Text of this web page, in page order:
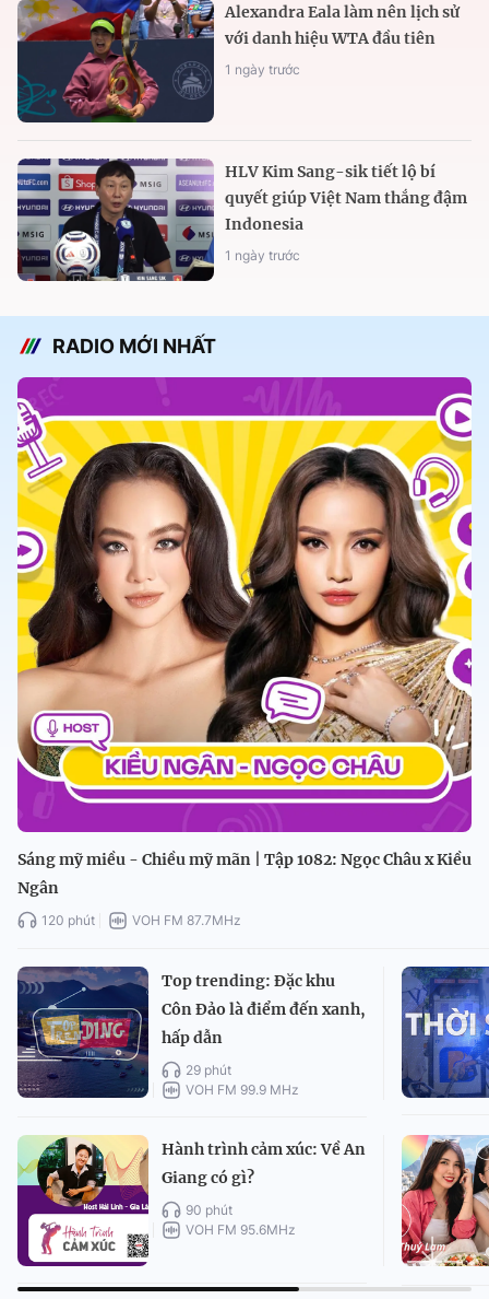
Alexandra Eala làm nên lịch sử
với danh hiệu WTA đầu tiên
1 ngày trước
HLV Kim Sang-sik tiết lộ bí
quyết giúp Việt Nam thắng đậm
Indonesia
1 ngày trước
RADIO MỚI NHẤT
Sáng mỹ miều - Chiều mỹ mãn | Tập 1082: Ngọc Châu x Kiều
Ngân
120 phút VOH FM 87.7MHz
Top trending: Đặc khu
Côn Đảo là điểm đến xanh,
hấp dẫn
29 phút
VOH FM 99.9 MHz
Hành trình cảm xúc: Về An
Giang có gì?
90 phút
VOH FM 95.6MHz